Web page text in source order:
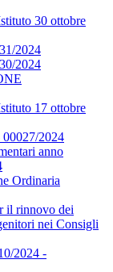
30 ottobre
2024
2024
17 ottobre
2024
anno
Ordinaria
il rinnovo dei
nei Consigli
2024 -